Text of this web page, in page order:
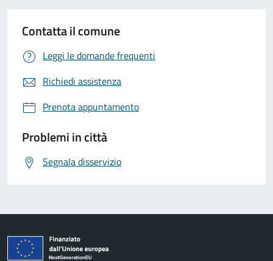
Contatta il comune
Leggi le domande frequenti
Richiedi assistenza
Prenota appuntamento
Problemi in città
Segnala disservizio